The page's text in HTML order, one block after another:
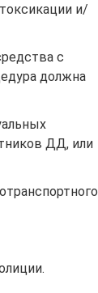
и/
с
должна
ДД, или